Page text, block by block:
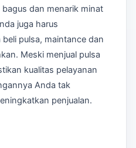
dan menarik minat
juga harus
pulsa, maintance dan
Meski menjual pulsa
kualitas pelayanan
Anda tak
penjualan.